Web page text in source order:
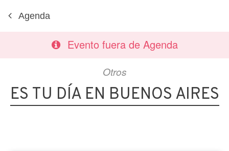
Agenda
Evento fuera de Agenda
Otros
ES TU DÍA EN BUENOS AIRES